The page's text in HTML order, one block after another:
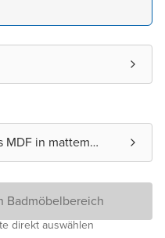
MDF in mattem
Badmöbelbereich
direkt auswählen